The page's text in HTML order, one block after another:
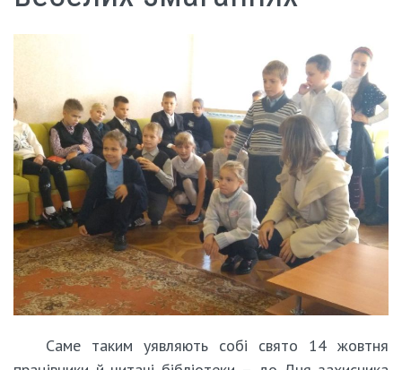
Саме таким уявляють собі свято 14 жовтня